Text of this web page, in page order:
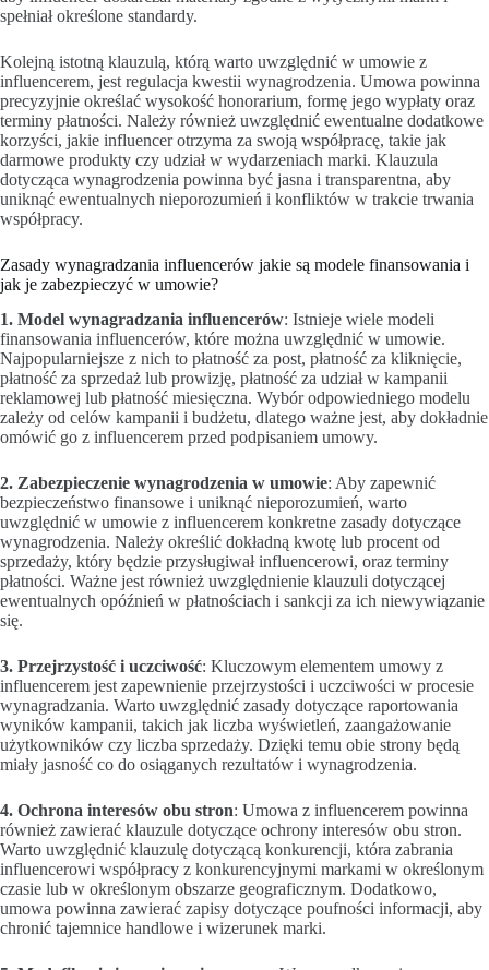
spełniał określone standardy.
Kolejną istotną klauzulą, którą warto uwzględnić w umowie z
influencerem, jest regulacja kwestii wynagrodzenia. Umowa powinna
precyzyjnie określać wysokość honorarium, formę jego wypłaty oraz
terminy płatności. Należy również uwzględnić ewentualne dodatkowe
korzyści, jakie influencer otrzyma za swoją współpracę, takie jak
darmowe produkty czy udział w wydarzeniach marki. Klauzula
dotycząca wynagrodzenia powinna być jasna i transparentna, aby
uniknąć ewentualnych nieporozumień i konfliktów w trakcie trwania
współpracy.
Zasady wynagradzania influencerów jakie są modele finansowania i
jak je zabezpieczyć w umowie?
1. Model wynagradzania influencerów: Istnieje wiele modeli
finansowania influencerów, które można uwzględnić w umowie.
Najpopularniejsze z nich to płatność za post, płatność za kliknięcie,
płatność za sprzedaż lub prowizję, płatność za udział w kampanii
reklamowej lub płatność miesięczna. Wybór odpowiedniego modelu
zależy od celów kampanii i budżetu, dlatego ważne jest, aby dokładnie
omówić go z influencerem przed podpisaniem umowy.
2. Zabezpieczenie wynagrodzenia w umowie: Aby zapewnić
bezpieczeństwo finansowe i uniknąć nieporozumień, warto
uwzględnić w umowie z influencerem konkretne zasady dotyczące
wynagrodzenia. Należy określić dokładną kwotę lub procent od
sprzedaży, który będzie przysługiwał influencerowi, oraz terminy
płatności. Ważne jest również uwzględnienie klauzuli dotyczącej
ewentualnych opóźnień w płatnościach i sankcji za ich niewywiązanie
się.
3. Przejrzystość i uczciwość: Kluczowym elementem umowy z
influencerem jest zapewnienie przejrzystości i uczciwości w procesie
wynagradzania. Warto uwzględnić zasady dotyczące raportowania
wyników kampanii, takich jak liczba wyświetleń, zaangażowanie
użytkowników czy liczba sprzedaży. Dzięki temu obie strony będą
miały jasność co do osiąganych rezultatów i wynagrodzenia.
4. Ochrona interesów obu stron: Umowa z influencerem powinna
również zawierać klauzule dotyczące ochrony interesów obu stron.
Warto uwzględnić klauzulę dotyczącą konkurencji, która zabrania
influencerowi współpracy z konkurencyjnymi markami w określonym
czasie lub w określonym obszarze geograficznym. Dodatkowo,
umowa powinna zawierać zapisy dotyczące poufności informacji, aby
chronić tajemnice handlowe i wizerunek marki.